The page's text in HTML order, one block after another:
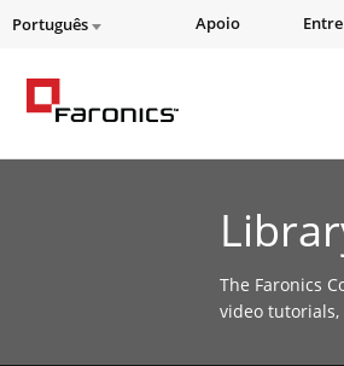
Português Apoio
The Faronics
video